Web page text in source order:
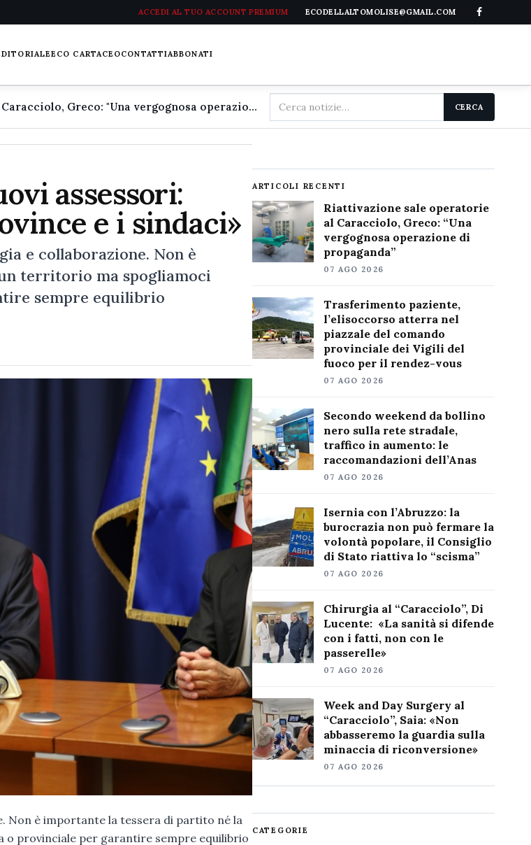
ACCEDI AL TUO ACCOUNT PREMIUM ECODELLALTOMOLISE@GMAIL.COM
ECO CARTACEOCONTATTIABBONATI
Riattivazione sale operatorie al Caracciolo, Greco: "Una vergognosa operazione di propaganda"
Cerca
nel
CERCA
assessori:
e i sindaci»
e collaborazione. Non è
territorio ma spogliamoci
sempre equilibrio
Non è importante la tessera di partito né la
o provinciale per garantire sempre equilibrio
ARTICOLI RECENTI
Riattivazione sale operatorie
al Caracciolo, Greco: “Una
vergognosa operazione di
propaganda”
07 AGO 2026
Trasferimento paziente,
l’elisoccorso atterra nel
piazzale del comando
provinciale dei Vigili del
fuoco per il rendez-vous
07 AGO 2026
Secondo weekend da bollino
nero sulla rete stradale,
traffico in aumento: le
raccomandazioni dell’Anas
07 AGO 2026
Isernia con l’Abruzzo: la
burocrazia non può fermare la
volontà popolare, il Consiglio
di Stato riattiva lo “scisma”
07 AGO 2026
Chirurgia al “Caracciolo”, Di
Lucente: «La sanità si difende
con i fatti, non con le
passerelle»
07 AGO 2026
Week and Day Surgery al
“Caracciolo”, Saia: «Non
abbasseremo la guardia sulla
minaccia di riconversione»
07 AGO 2026
CATEGORIE